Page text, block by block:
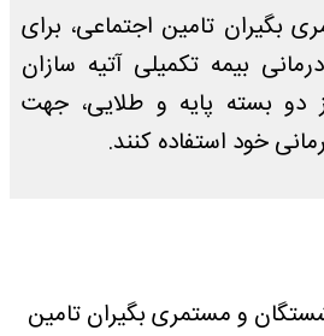
بگیران تامین اجتماعی، برای
بیمه تکمیلی آتیه سازان
دو بسته پایه و طلایی، جهت
خود استفاده کنند.
و مستمری بگیران تامین